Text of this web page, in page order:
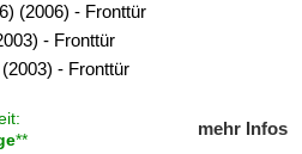
(2006) - Fronttür
- Fronttür
- Fronttür
**
mehr Infos